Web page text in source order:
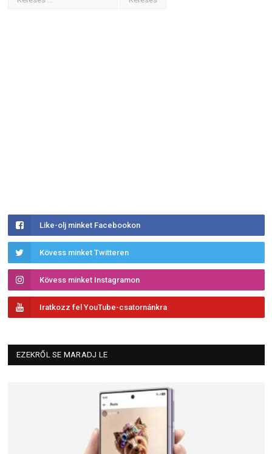
Like-olj minket Facebookon
Kövess minket Twitteren
Kövess minket Instagramon
Iratkozz fel YouTube-csatornánkra
EZEKRŐL SE MARADJ LE